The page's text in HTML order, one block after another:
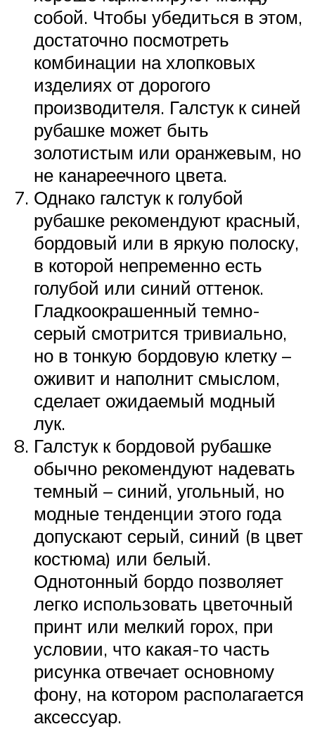
собой. Чтобы убедиться в этом,
достаточно посмотреть
комбинации на хлопковых
изделиях от дорогого
производителя. Галстук к синей
рубашке может быть
золотистым или оранжевым, но
не канареечного цвета.
Однако галстук к голубой
рубашке рекомендуют красный,
бордовый или в яркую полоску,
в которой непременно есть
голубой или синий оттенок.
Гладкоокрашенный темно-
серый смотрится тривиально,
но в тонкую бордовую клетку –
оживит и наполнит смыслом,
сделает ожидаемый модный
лук.
Галстук к бордовой рубашке
обычно рекомендуют надевать
темный – синий, угольный, но
модные тенденции этого года
допускают серый, синий (в цвет
костюма) или белый.
Однотонный бордо позволяет
легко использовать цветочный
принт или мелкий горох, при
условии, что какая-то часть
рисунка отвечает основному
фону, на котором располагается
аксессуар.